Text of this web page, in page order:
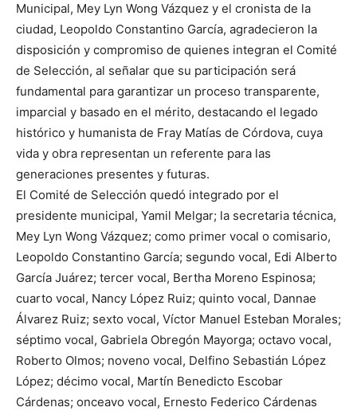
Municipal, Mey Lyn Wong Vázquez y el cronista de la
ciudad, Leopoldo Constantino García, agradecieron la
disposición y compromiso de quienes integran el Comité
de Selección, al señalar que su participación será
fundamental para garantizar un proceso transparente,
imparcial y basado en el mérito, destacando el legado
histórico y humanista de Fray Matías de Córdova, cuya
vida y obra representan un referente para las
generaciones presentes y futuras.
El Comité de Selección quedó integrado por el
presidente municipal, Yamil Melgar; la secretaria técnica,
Mey Lyn Wong Vázquez; como primer vocal o comisario,
Leopoldo Constantino García; segundo vocal, Edi Alberto
García Juárez; tercer vocal, Bertha Moreno Espinosa;
cuarto vocal, Nancy López Ruiz; quinto vocal, Dannae
Álvarez Ruiz; sexto vocal, Víctor Manuel Esteban Morales;
séptimo vocal, Gabriela Obregón Mayorga; octavo vocal,
Roberto Olmos; noveno vocal, Delfino Sebastián López
López; décimo vocal, Martín Benedicto Escobar
Cárdenas; onceavo vocal, Ernesto Federico Cárdenas